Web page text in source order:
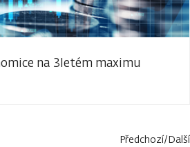
na 3letém maximu
Předchozí/Další